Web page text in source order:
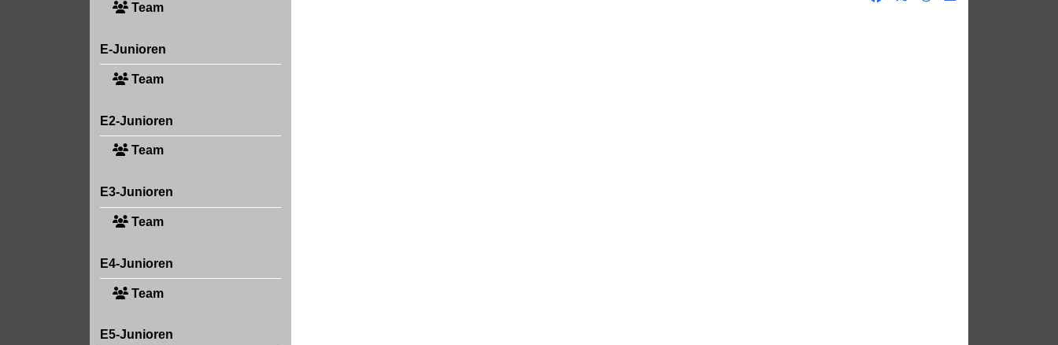
Team
E-Junioren
Team
E2-Junioren
Team
E3-Junioren
Team
E4-Junioren
Team
E5-Junioren